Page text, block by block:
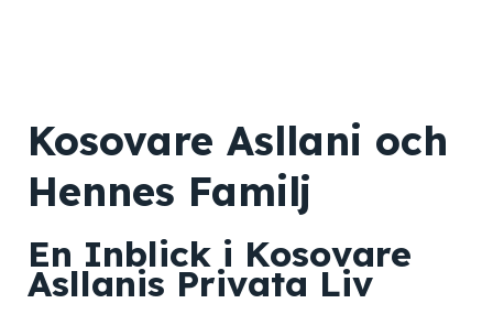
Kosovare Asllani och
Hennes Familj
En Inblick i Kosovare
Asllanis Privata Liv